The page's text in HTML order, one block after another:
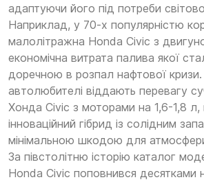
адаптуючи його під потреби
Наприклад, у 70-х популярністю
малолітражна Honda Civic з
економічна витрата палива якої
доречною в розпал нафтової кризи.
автолюбителі віддають перевагу
Хонда Civic з моторами на 1,6-1,8
інноваційний гібрид із солідним
мінімальною шкодою для
За півстолітню історію каталог
Honda Civic поповнився десятками